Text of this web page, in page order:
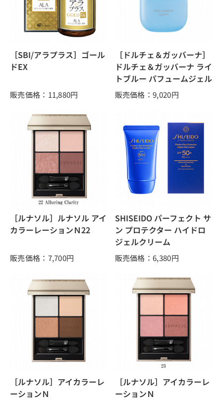
［SBI/アラプラス］ゴール
ドEX
販売価格：11,880円
［ドルチェ＆ガッバーナ］
ドルチェ＆ガッバーナ ライ
トブルー パフュームジェル
販売価格：9,020円
［ルナソル］ルナソル アイ
カラーレーションＮ22
販売価格：7,700円
SHISEIDO パーフェクト サ
ン プロテクター ハイドロ
ジェルクリーム
販売価格：6,380円
［ルナソル］アイカラーレ
ーションＮ
［ルナソル］アイカラーレ
ーションＮ